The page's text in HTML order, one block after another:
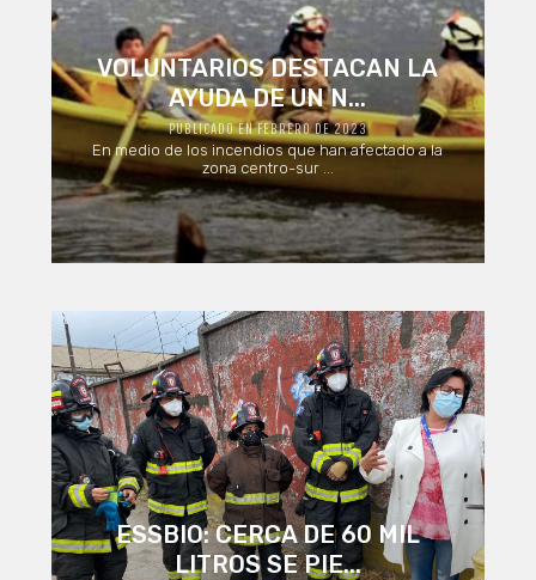
VOLUNTARIOS DESTACAN LA
AYUDA DE UN N...
PUBLICADO EN FEBRERO DE 2023
En medio de los incendios que han afectado a la
zona centro-sur ...
ESSBIO: CERCA DE 60 MIL
LITROS SE PIE...